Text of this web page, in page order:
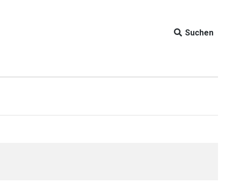
Suchen